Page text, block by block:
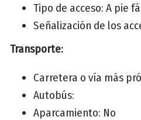
Tipo de acceso: A pie
Señalización de los
Transporte:
Carretera o vía más
Autobús:
Aparcamiento: No